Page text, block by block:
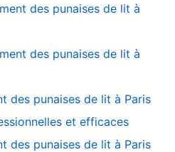
des punaises de lit à
des punaises de lit à
des punaises de lit à Paris
et efficaces
des punaises de lit à Paris